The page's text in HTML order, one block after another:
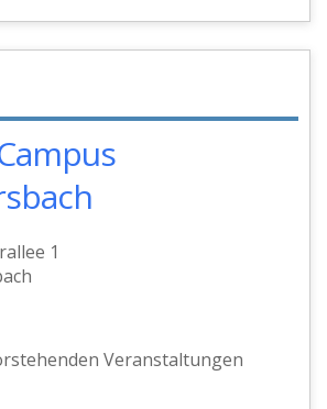
1
Veranstaltungen